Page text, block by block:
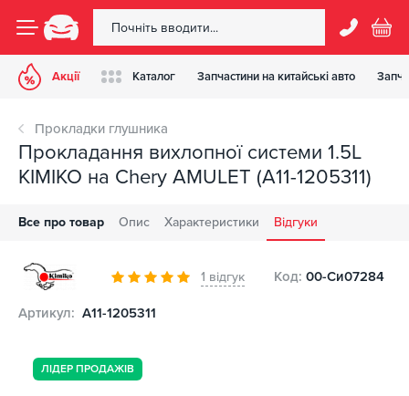
Акції Каталог Запчастини на китайські авто
Прокладки глушника
Прокладання вихлопної системи 1.5L
KIMIKO на Chery AMULET (A11-1205311)
Все про товар Опис Характеристики Відгуки
1 відгук Код: 00-Си07284
Артикул: A11-1205311
ЛІДЕР ПРОДАЖІВ